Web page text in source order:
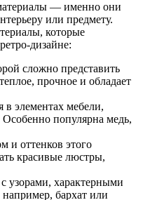
— именно они
или предмету.
которые
дизайне:
сложно представить
прочное и обладает
в элементах мебели,
Особенно популярна медь,
и оттенков этого
красивые люстры,
узорами, характерными
бархат или